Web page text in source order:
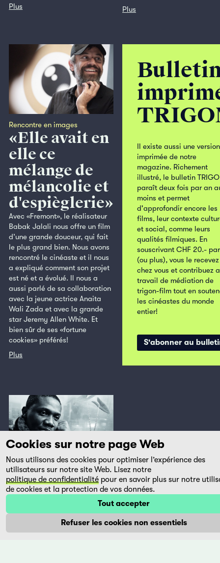
Plus
Plus
Rencontre en images
«Elle avait en
elle ce
mélange de
mélancolie et
d'espièglerie»
Avec «Fremont», le réalisateur
Babak Jalali nous offre un film
d’une grande douceur, qui fait
le plus grand bien. Nous avons
rencontré le cinéaste et il nous
a expliqué comment son projet
est né et a évolué. Il nous a
aussi parlé de sa collaboration
avec la jeune actrice Anaita
Wali Zada et avec la grande
star Jeremy Allen White. Et
bien sûr de ses «fortune
cookies» préférés!
Plus
Il existe aussi une version
imprimée de notre
magazine. Richement
illustré, le bulletin
paraît deux fois par an
moins et permet
d'approfondir encore les
films, leur contexte
et social, comme leurs
qualités filmiques. En
souscrivant CHF 20.-
(ou plus), vous le recevez
chez vous et contribuez
travail de médiation de
trigon-film tout en
les cinéastes du monde
entier!
S'abonner au
Rencontre en images
C.J. «Fiery»
«Mami Wata» représente le
Cookies sur notre page Web
Nous utilisons des cookies pour optimiser l’expérience des
utilisateurs sur notre site Web. Lisez notre
politique de confidentialité pour en savoir plus sur notre
de cookies et la protection de vos données.
Tout accepter
Refuser les cookies non essentiels